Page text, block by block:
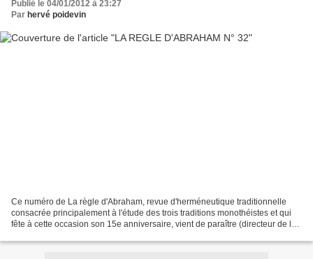
Publié le 04/01/2012 à 23:27
Par hervé poidevin
Ce numéro de La règle d'Abraham, revue d'herméneutique traditionnelle
consacrée principalement à l'étude des trois traditions monothéistes et qui
fête à cette occasion son 15e anniversaire, vient de paraître (directeur de la